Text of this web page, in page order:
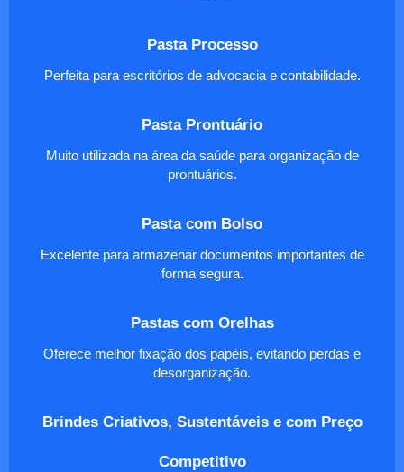
Pasta Processo
Perfeita para escritórios de advocacia e contabilidade.
Pasta Prontuário
Muito utilizada na área da saúde para organização de
prontuários.
Pasta com Bolso
Excelente para armazenar documentos importantes de
forma segura.
Pastas com Orelhas
Oferece melhor fixação dos papéis, evitando perdas e
desorganização.
Brindes Criativos, Sustentáveis e com Preço
Competitivo